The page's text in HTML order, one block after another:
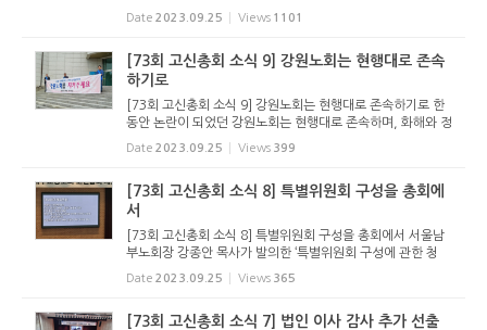
서는 연구보고서가 나오기까지 유보하기로 했다. 총회는 경기
북부노회장 송성규 목사가 청원한 “제4차 세계로잔대회(신복
Date 2023.09.25 Views 1101
[73회 고신총회 소식 9] 강원노회는 현행대로 존속
하기로
[73회 고신총회 소식 9] 강원노회는 현행대로 존속하기로 한
동안 논란이 되었던 강원노회는 현행대로 존속하며, 화해와 정
상화를 위해 최선을 다하기로 했다. 총회 둘째 날(20일) 저녁,
72회기 ‘강원노회 총회 전권 위원회’는 보고를 통해, 강원...
Date 2023.09.25 Views 399
[73회 고신총회 소식 8] 특별위원회 구성을 총회에
서
[73회 고신총회 소식 8] 특별위원회 구성을 총회에서 서울남
부노회장 강종안 목사가 발의한 ‘특별위원회 구성에 관한 청
원’건이 받아들여져서 총회 기간 중에 특별위원회가 아래와 같
이 구성되었다. 서울남부노회는 특별위원회를 총회 파회 후
Date 2023.09.25 Views 365
[73회 고신총회 소식 7] 법인 이사 감사 추가 선출